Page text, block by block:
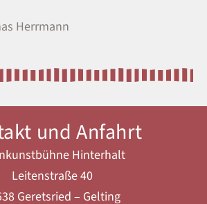
Herrmann
und Anfahrt
Hinterhalt
Leitenstraße 40
Geretsried – Gelting